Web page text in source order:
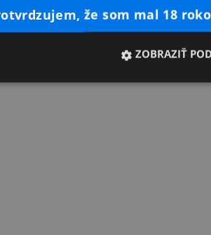
potvrdzujem, že som mal 18
ZOBRAZIŤ